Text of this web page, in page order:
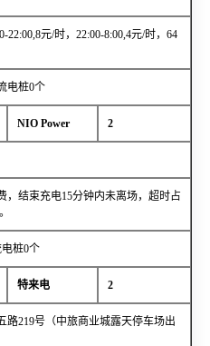
22:00,8元/时，22:00-8:00,4元/时，64
电桩0个
NIO Power 2
，结束充电15分钟内未离场，超时占
电桩0个
特来电 2
路219号（中旅商业城露天停车场出